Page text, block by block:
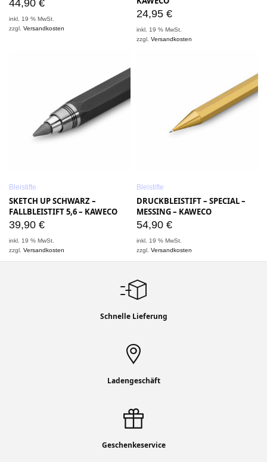
44,90 €
inkl. 19 % MwSt.
zzgl.Versandkosten
24,95 €
inkl. 19 % MwSt.
zzgl.Versandkosten
Bleistifte
SKETCH UP SCHWARZ –
FALLBLEISTIFT 5,6 – KAWECO
39,90 €
inkl. 19 % MwSt.
zzgl.Versandkosten
Bleistifte
DRUCKBLEISTIFT – SPECIAL –
MESSING – KAWECO
54,90 €
inkl. 19 % MwSt.
zzgl.Versandkosten
Schnelle Lieferung
Ladengeschäft
Geschenkeservice